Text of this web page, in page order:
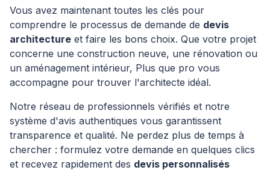
Vous avez maintenant toutes les clés pour
comprendre le processus de demande de devis
architecture et faire les bons choix. Que votre projet
concerne une construction neuve, une rénovation ou
un aménagement intérieur, Plus que pro vous
accompagne pour trouver l'architecte idéal.
Notre réseau de professionnels vérifiés et notre
système d'avis authentiques vous garantissent
transparence et qualité. Ne perdez plus de temps à
chercher : formulez votre demande en quelques clics
et recevez rapidement des devis personnalisés